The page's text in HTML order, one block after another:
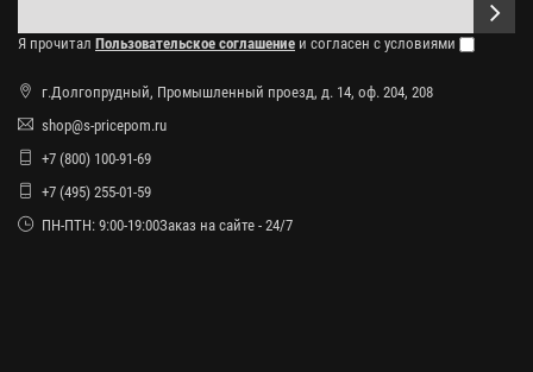
Я прочитал Пользовательское соглашение и согласен с условиями
г.Долгопрудный, Промышленный проезд, д. 14, оф. 204, 208
shop@s-pricepom.ru
+7 (800) 100-91-69
+7 (495) 255-01-59
ПН-ПТН: 9:00-19:00Заказ на сайте - 24/7